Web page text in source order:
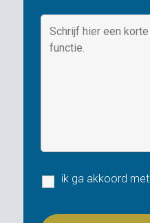
ik ga akkoord